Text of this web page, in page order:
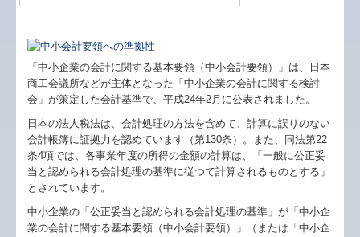
「中小企業の会計に関する基本要領（中小会計要領）」は、日本
商工会議所などが主体となった「中小企業の会計に関する検討
会」が策定した会計基準で、平成24年2月に公表されました。
日本の法人税法は、会計処理の方法を含めて、計算に誤りのない
会計帳簿に証拠力を認めています（第130条）。また、同法第22
条4項では、各事業年度の所得の金額の計算は、「一般に公正妥
当と認められる会計処理の基準に従つて計算されるものとする」
とされています。
中小企業の「公正妥当と認められる会計処理の基準」が「中小企
業の会計に関する基本要領（中小会計要領）」（または「中小企